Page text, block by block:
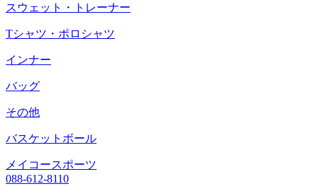
スウェット・トレーナー
Tシャツ・ポロシャツ
インナー
バッグ
その他
バスケットボール
メイコースポーツ
088-612-8110